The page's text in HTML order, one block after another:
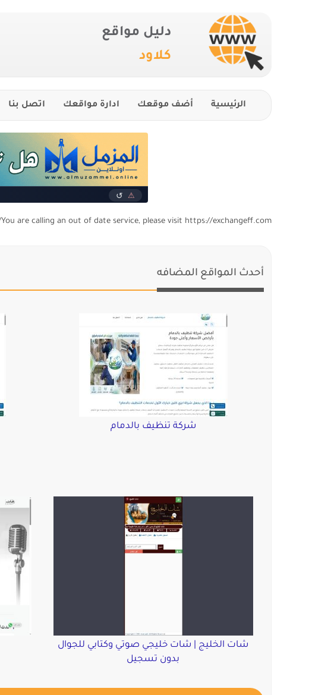
دليل مواقع
كلاود
الرئيسية أضف موقعك ادارة مواقعك اتصل بنا
You are calling an out of date service, please visit https://exchangeff.com/
أحدث المواقع المضافه
شركة تنظيف بالدمام
شات الخليج | شات خليجي صوتي وكتابي للجوال
بدون تسجيل